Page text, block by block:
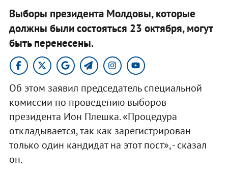
Выборы президента Молдовы, которые
должны были состояться 23 октября, могут
быть перенесены.
Об этом заявил председатель специальной
комиссии по проведению выборов
президента Ион Плешка. «Процедура
откладывается, так как зарегистрирован
только один кандидат на этот пост», - сказал
он.